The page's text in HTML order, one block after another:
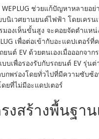
ช่วยแก้ปัญหาหลายอย่
บนิเวศยานยนต์ไฟฟ้า โดยเครน
มองเห็นขั้นสูง จะคอยจัดตำแห
เพื่อต่อเข้ากับอะแดปเตอร์
ยนต์ EV ด้วยตนเองเมื่อออกจาก
บเพื่อรองรับกับรถยนต์ EV รุ่นต่
กพร่องโดยทั่วไปที่มีความซับซ้อ
ยที่ไม่มีอะแดปเตอร์
งสร้างพื้นฐาน